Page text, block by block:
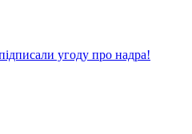
угоду про надра!